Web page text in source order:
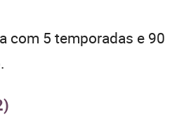
com 5 temporadas e 90